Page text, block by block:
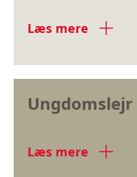
Læs mere
Ungdomslejr
Læs mere